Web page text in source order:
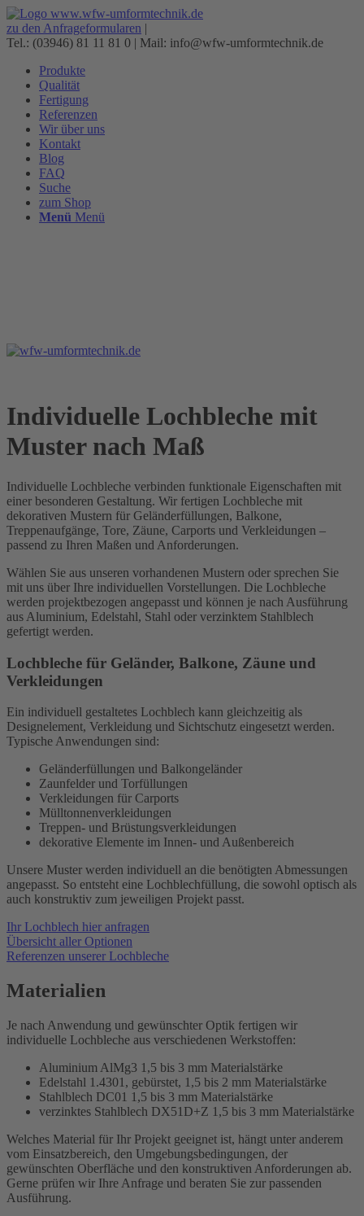
zu den Anfrageformularen |
Tel.: (03946) 81 11 81 0 | Mail: info@wfw-umformtechnik.de
Produkte
Qualität
Fertigung
Referenzen
Wir über uns
Kontakt
Blog
FAQ
Suche
zum Shop
Menü Menü
Individuelle Lochbleche mit
Muster nach Maß
Individuelle Lochbleche verbinden funktionale Eigenschaften mit
einer besonderen Gestaltung. Wir fertigen Lochbleche mit
dekorativen Mustern für Geländerfüllungen, Balkone,
Treppenaufgänge, Tore, Zäune, Carports und Verkleidungen –
passend zu Ihren Maßen und Anforderungen.
Wählen Sie aus unseren vorhandenen Mustern oder sprechen Sie
mit uns über Ihre individuellen Vorstellungen. Die Lochbleche
werden projektbezogen angepasst und können je nach Ausführung
aus Aluminium, Edelstahl, Stahl oder verzinktem Stahlblech
gefertigt werden.
Lochbleche für Geländer, Balkone, Zäune und
Verkleidungen
Ein individuell gestaltetes Lochblech kann gleichzeitig als
Designelement, Verkleidung und Sichtschutz eingesetzt werden.
Typische Anwendungen sind:
Geländerfüllungen und Balkongeländer
Zaunfelder und Torfüllungen
Verkleidungen für Carports
Mülltonnenverkleidungen
Treppen- und Brüstungsverkleidungen
dekorative Elemente im Innen- und Außenbereich
Unsere Muster werden individuell an die benötigten Abmessungen
angepasst. So entsteht eine Lochblechfüllung, die sowohl optisch als
auch konstruktiv zum jeweiligen Projekt passt.
Ihr Lochblech hier anfragen
Übersicht aller Optionen
Referenzen unserer Lochbleche
Materialien
Je nach Anwendung und gewünschter Optik fertigen wir
individuelle Lochbleche aus verschiedenen Werkstoffen:
Aluminium AlMg3 1,5 bis 3 mm Materialstärke
Edelstahl 1.4301, gebürstet, 1,5 bis 2 mm Materialstärke
Stahlblech DC01 1,5 bis 3 mm Materialstärke
verzinktes Stahlblech DX51D+Z 1,5 bis 3 mm Materialstärke
Welches Material für Ihr Projekt geeignet ist, hängt unter anderem
vom Einsatzbereich, den Umgebungsbedingungen, der
gewünschten Oberfläche und den konstruktiven Anforderungen ab.
Gerne prüfen wir Ihre Anfrage und beraten Sie zur passenden
Ausführung.